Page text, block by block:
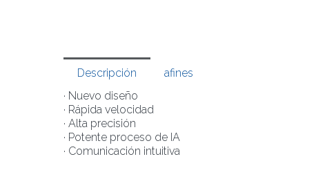
Descripción
afines
· Nuevo diseño
· Rápida velocidad
· Alta precisión
· Potente proceso de IA
· Comunicación intuitiva